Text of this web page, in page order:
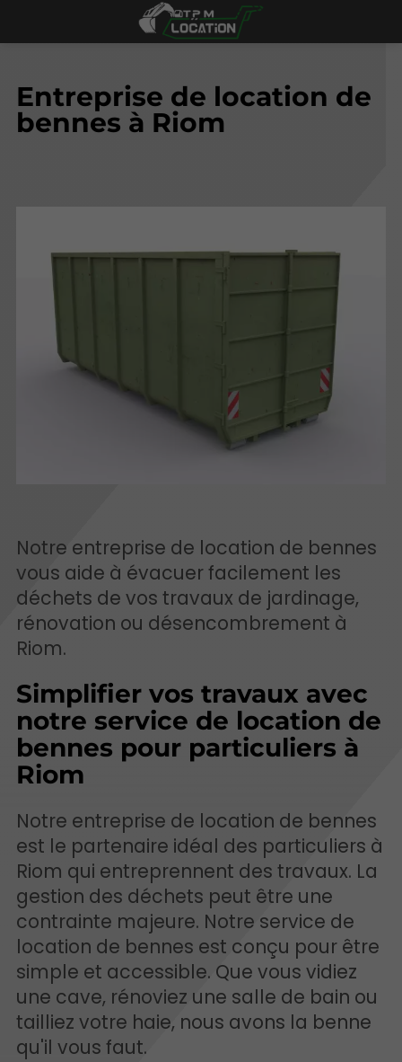
Entreprise de location de
bennes à Riom
Notre entreprise de location de bennes
vous aide à évacuer facilement les
déchets de vos travaux de jardinage,
rénovation ou désencombrement à
Riom.
Simplifier vos travaux avec
notre service de location de
bennes pour particuliers à
Riom
Notre entreprise de location de bennes
est le partenaire idéal des particuliers à
Riom qui entreprennent des travaux. La
gestion des déchets peut être une
contrainte majeure. Notre service de
location de bennes est conçu pour être
simple et accessible. Que vous vidiez
une cave, rénoviez une salle de bain ou
tailliez votre haie, nous avons la benne
qu'il vous faut.